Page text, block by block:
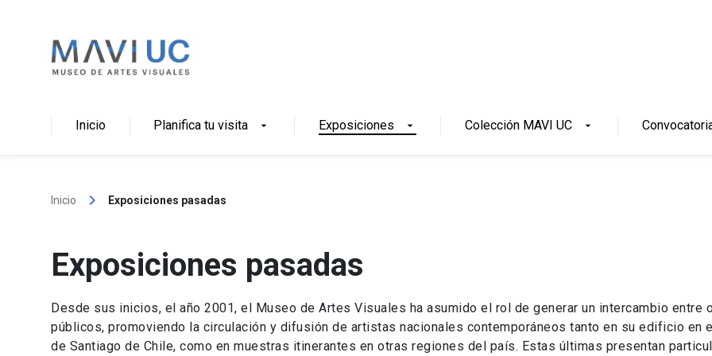
Inicio Planifica tu visita arrow_drop_down Exposiciones arrow_drop_down Colección MAVI UC arrow_drop_down
Inicio keyboard_arrow_right Exposiciones pasadas
Exposiciones pasadas
Desde sus inicios, el año 2001, el Museo de Artes Visuales ha asumido el rol de generar un intercambio entre
públicos, promoviendo la circulación y difusión de artistas nacionales contemporáneos tanto en su edificio en
de Santiago de Chile, como en muestras itinerantes en otras regiones del país. Estas últimas presentan